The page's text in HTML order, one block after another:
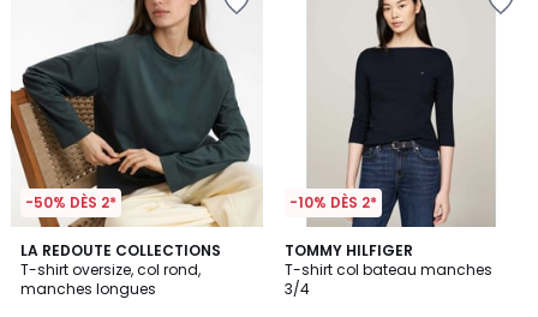
-50% DÈS 2*
LA REDOUTE COLLECTIONS
T-shirt oversize, col rond,
manches longues
3
/
5
3
Couleurs
-10% DÈS 2*
TOMMY HILFIGER
T-shirt col bateau manches
3/4
2
Couleurs